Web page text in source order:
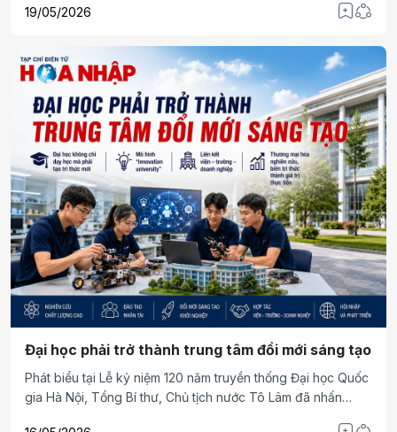
Trường Tiểu học Nam Giang- xã Nam Trực- tỉnh Ninh Bình.
thống lịch sử, một điểm sáng bền vững về chất lượng giáo
dục toàn diện.
19/05/2026
Đại học phải trở thành trung tâm đổi mới sáng tạo
Phát biểu tại Lễ kỷ niệm 120 năm truyền thống Đại học Quốc
gia Hà Nội, Tổng Bí thư, Chủ tịch nước Tô Lâm đã nhấn